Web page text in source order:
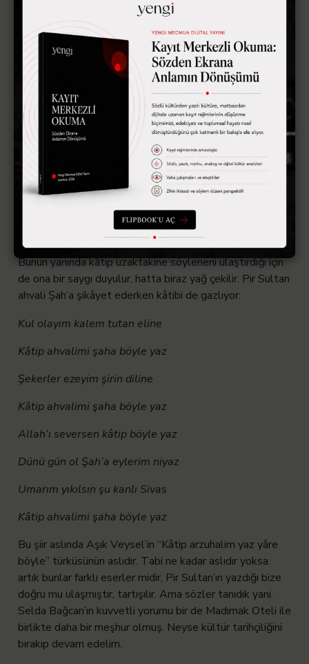
Kâtip sen yaz yare tez elden
Götür arz-ı halim yare tez elden
Naziktir efendim nezahetli bil
Gönderelim o didara tez elden
Kâtip çok uzatma harfi imlayı
Hemen yaz derdime iste devayı
Kerem et bekletme bad-ı sabayı
Azmeylesin o diyara tez elden
Bunun yanında kâtip uzaktakine söyleneni ulaştırdığı için
de ona bir saygı duyulur, hatta biraz yağ çekilir. Pir Sultan
ahvali Şah’a şikâyet ederken kâtibi de gazlıyor:
Kul olayım kalem tutan eline
Kâtip ahvalimi şaha böyle yaz
Şekerler ezeyim şirin diline
Kâtip ahvalimi şaha böyle yaz
Allah’ı seversen kâtip böyle yaz
Dünü gün ol Şah’a eylerim niyaz
Umarım yıkılsın şu kanlı Sivas
Kâtip ahvalimi şaha böyle yaz
Bu şiir aslında Aşık Veysel’in “Kâtip arzuhalim yaz yâre
böyle” türküsünün aslıdır. Tabi ne kadar aslıdır yoksa
artık bunlar farklı eserler midir, Pir Sultan’ın yazdığı bize
doğru mu ulaşmıştır, tartışılır. Ama sözler tanıdık yani.
Selda Bağcan’ın kuvvetli yorumu bir de Madımak Oteli ile
birlikte daha bir meşhur olmuş. Neyse kültür tarihçiliğini
bırakıp devam edelim.